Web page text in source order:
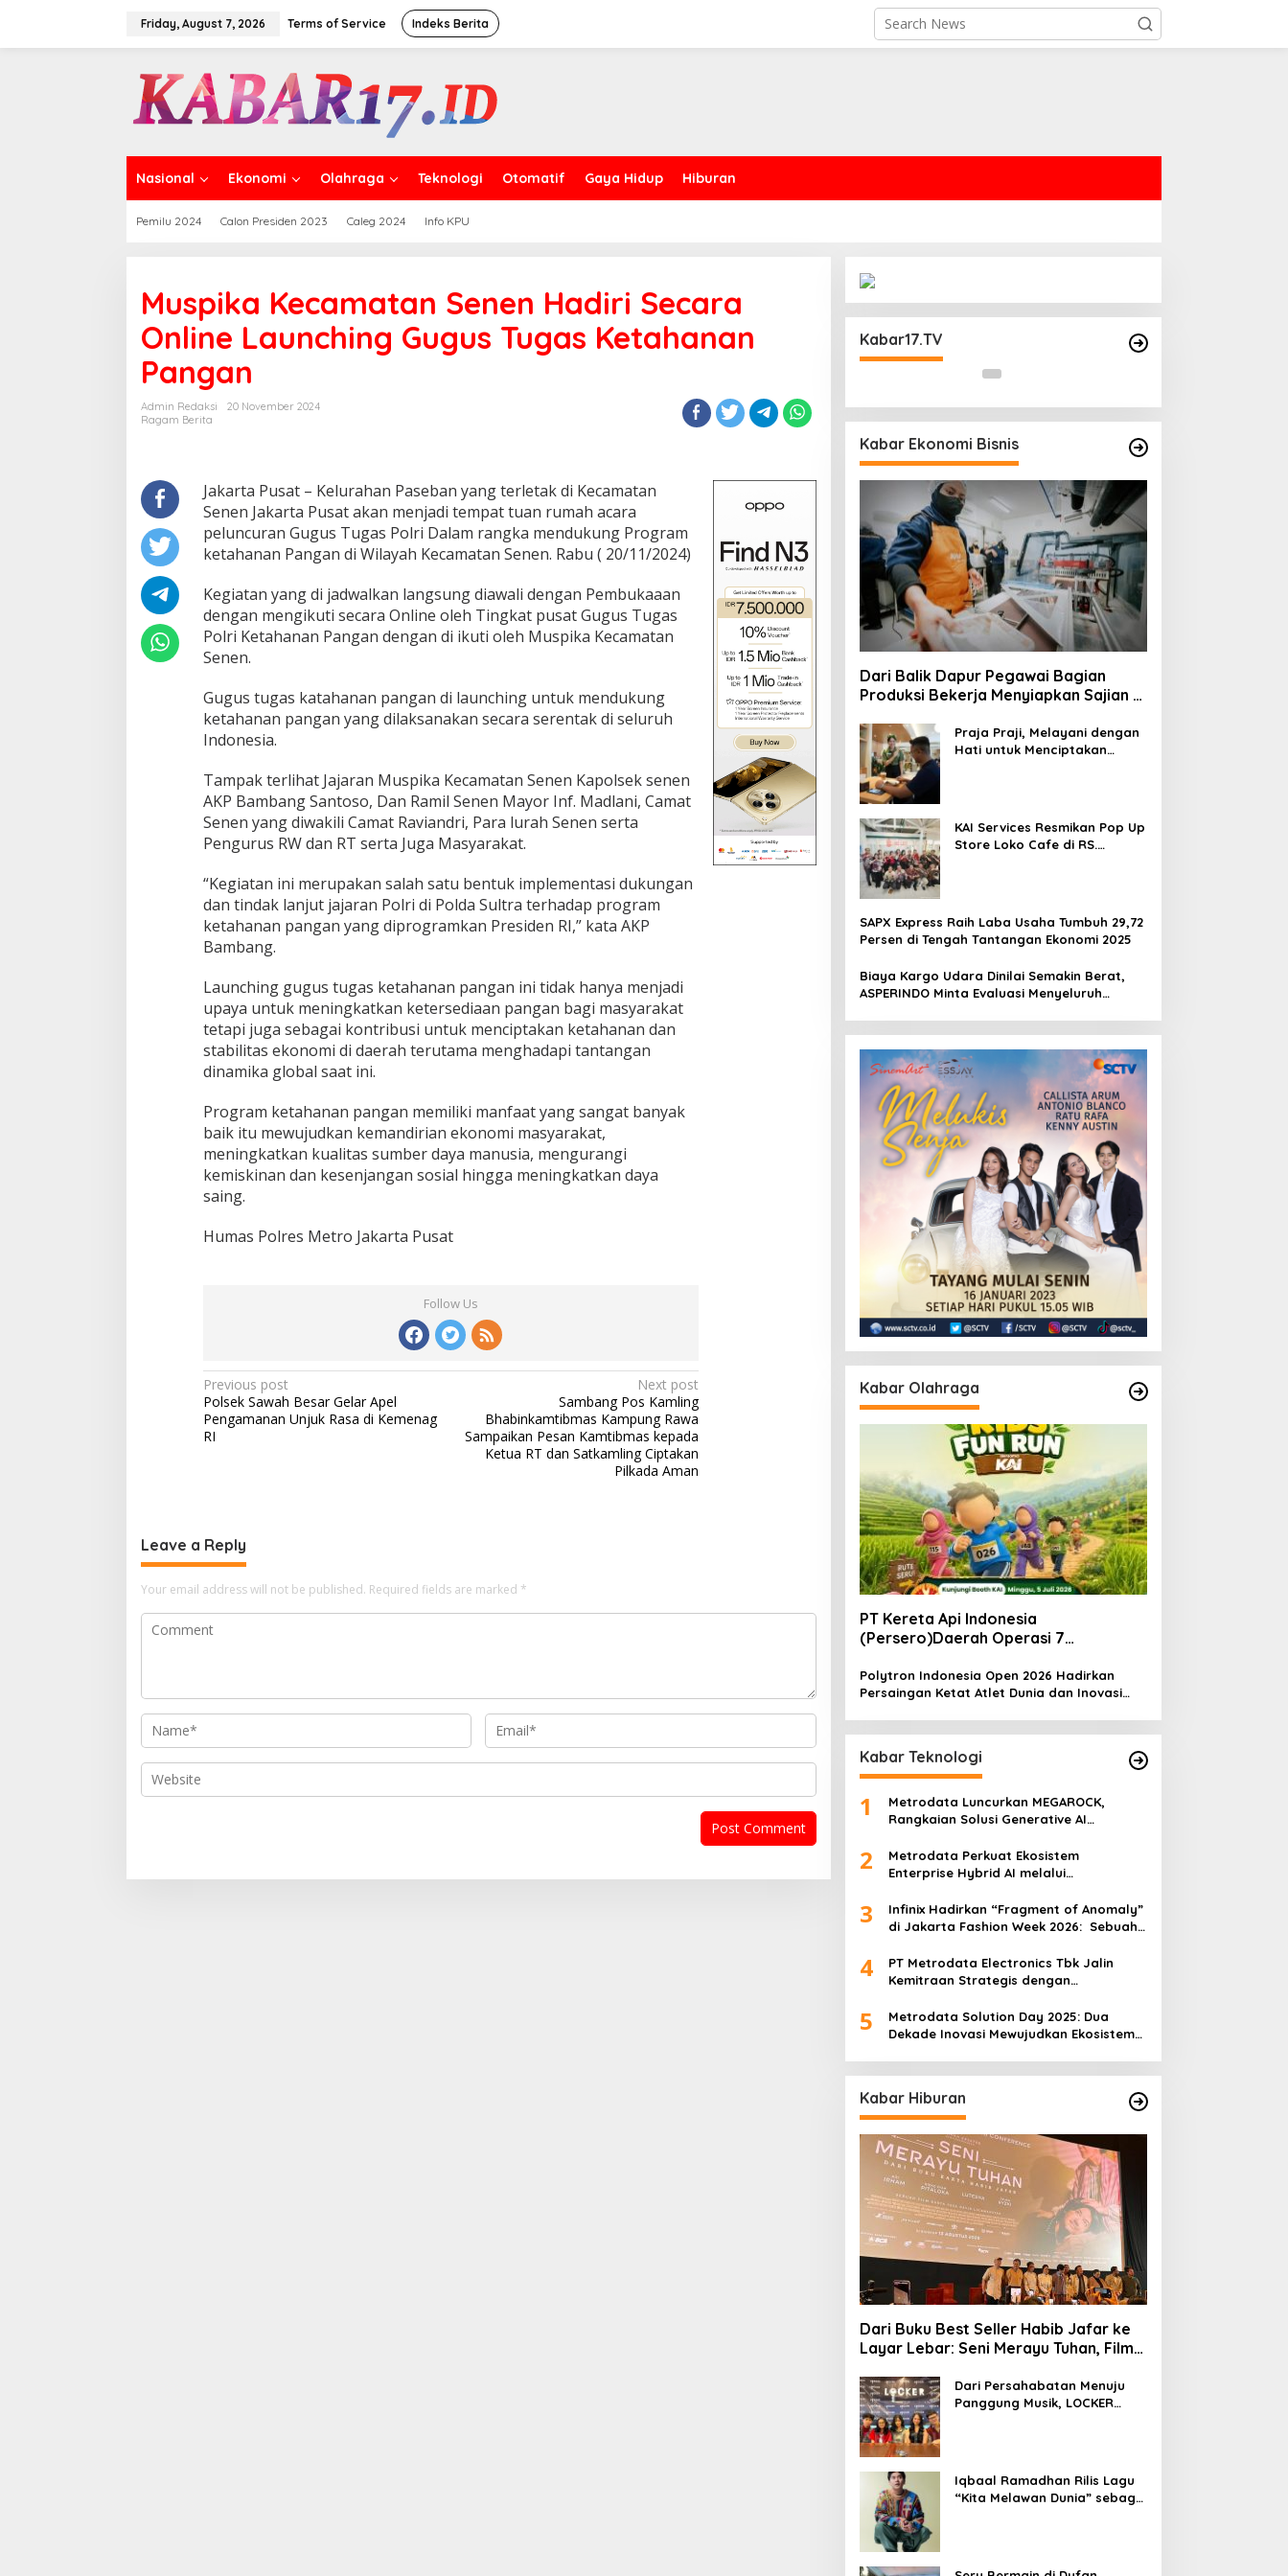
Friday, August 7, 2026 Terms of Service Indeks Berita
Nasional Ekonomi Olahraga Teknologi Otomatif Gaya Hidup Hiburan
Pemilu 2024 Calon Presiden 2023 Caleg 2024 Info KPU
Muspika Kecamatan Senen Hadiri Secara
Online Launching Gugus Tugas Ketahanan
Pangan
Admin Redaksi
20 November 2024
Ragam Berita
Jakarta Pusat – Kelurahan Paseban yang terletak di Kecamatan
Senen Jakarta Pusat akan menjadi tempat tuan rumah acara
peluncuran Gugus Tugas Polri Dalam rangka mendukung Program
ketahanan Pangan di Wilayah Kecamatan Senen. Rabu ( 20/11/2024)
Kegiatan yang di jadwalkan langsung diawali dengan Pembukaaan
dengan mengikuti secara Online oleh Tingkat pusat Gugus Tugas
Polri Ketahanan Pangan dengan di ikuti oleh Muspika Kecamatan
Senen.
Gugus tugas katahanan pangan di launching untuk mendukung
ketahanan pangan yang dilaksanakan secara serentak di seluruh
Indonesia.
Tampak terlihat Jajaran Muspika Kecamatan Senen Kapolsek senen
AKP Bambang Santoso, Dan Ramil Senen Mayor Inf. Madlani, Camat
Senen yang diwakili Camat Raviandri, Para lurah Senen serta
Pengurus RW dan RT serta Juga Masyarakat.
“Kegiatan ini merupakan salah satu bentuk implementasi dukungan
dan tindak lanjut jajaran Polri di Polda Sultra terhadap program
ketahanan pangan yang diprogramkan Presiden RI,” kata AKP
Bambang.
Launching gugus tugas ketahanan pangan ini tidak hanya menjadi
upaya untuk meningkatkan ketersediaan pangan bagi masyarakat
tetapi juga sebagai kontribusi untuk menciptakan ketahanan dan
stabilitas ekonomi di daerah terutama menghadapi tantangan
dinamika global saat ini.
Program ketahanan pangan memiliki manfaat yang sangat banyak
baik itu mewujudkan kemandirian ekonomi masyarakat,
meningkatkan kualitas sumber daya manusia, mengurangi
kemiskinan dan kesenjangan sosial hingga meningkatkan daya
saing.
Humas Polres Metro Jakarta Pusat
Follow Us
Post
navigation
Previous post
Polsek Sawah Besar Gelar Apel
Pengamanan Unjuk Rasa di Kemenag
RI
Next post
Sambang Pos Kamling
Bhabinkamtibmas Kampung Rawa
Sampaikan Pesan Kamtibmas kepada
Ketua RT dan Satkamling Ciptakan
Pilkada Aman
Leave a Reply
Your email address will not be published. Required fields are marked *
Kabar17.TV
Puncak HUT Ke-44 Satpam,
Kakorbinmas Baharkam Polri:
Satpam Kini Profesi
Operasi Cipta Kondisi Digelar
Mengantisipasi Kerawanan Malam
Libur
Kabar Ekonomi Bisnis
Dari Balik Dapur Pegawai Bagian
Produksi Bekerja Menyiapkan Sajian di
Praja Praji, Melayani dengan
Hati untuk Menciptakan
KAI Services Resmikan Pop Up
Store Loko Cafe di RS.
SAPX Express Raih Laba Usaha Tumbuh 29,72
Persen di Tengah Tantangan Ekonomi 2025
Biaya Kargo Udara Dinilai Semakin Berat,
ASPERINDO Minta Evaluasi Menyeluruh
Kabar Olahraga
PT Kereta Api Indonesia
(Persero)Daerah Operasi 7
Pers/KAI/DO.7/VII/02/2026Kamis, 4
Juli 2026
Polytron Indonesia Open 2026 Hadirkan
Persaingan Ketat Atlet Dunia dan Inovasi
Kabar Teknologi
1
Metrodata Luncurkan MEGAROCK,
Rangkaian Solusi Generative AI
Nasional
2
Metrodata Perkuat Ekosistem
Enterprise Hybrid AI melalui
3
Infinix Hadirkan “Fragment of Anomaly”
di Jakarta Fashion Week 2026: Sebuah
Fashion Terkemuka dan Eksperimen
Robotik ‘R.AT.S’ Lab
4
PT Metrodata Electronics Tbk Jalin
Kemitraan Strategis dengan
Transformasi Digital
5
Metrodata Solution Day 2025: Dua
Dekade Inovasi Mewujudkan Ekosistem
Kabar Hiburan
Dari Buku Best Seller Habib Jafar ke
Layar Lebar: Seni Merayu Tuhan, Film
Makna Hidup dan Jati Diri
Dari Persahabatan Menuju
Panggung Musik, LOCKER
Iqbaal Ramadhan Rilis Lagu
“Kita Melawan Dunia” sebagai